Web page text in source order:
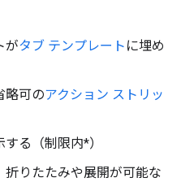
がタブ テンプレート に埋め
略可のアクション ストリッ
る（制限内*）
りたたみや展開が可能な